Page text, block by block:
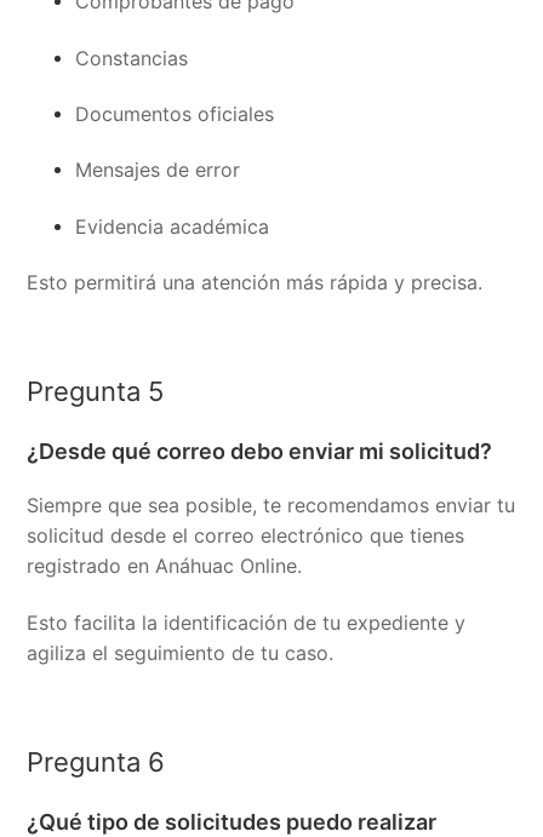
Constancias
Documentos oficiales
Mensajes de error
Evidencia académica
Esto permitirá una atención más rápida y precisa.
Pregunta 5
¿Desde qué correo debo enviar mi solicitud?
Siempre que sea posible, te recomendamos enviar tu
solicitud desde el correo electrónico que tienes
registrado en Anáhuac Online.
Esto facilita la identificación de tu expediente y
agiliza el seguimiento de tu caso.
Pregunta 6
¿Qué tipo de solicitudes puedo realizar